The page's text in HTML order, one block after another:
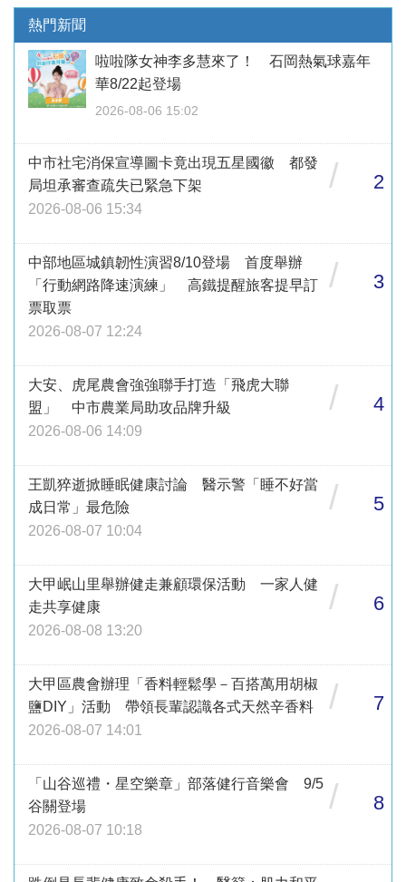
熱門新聞
啦啦隊女神李多慧來了！ 石岡熱氣球嘉年
華8/22起登場
2026-08-06 15:02
中市社宅消保宣導圖卡竟出現五星國徽 都發
局坦承審查疏失已緊急下架
2026-08-06 15:34
/ 2
中部地區城鎮韌性演習8/10登場 首度舉辦
「行動網路降速演練」 高鐵提醒旅客提早訂
票取票
2026-08-07 12:24
/ 3
大安、虎尾農會強強聯手打造「飛虎大聯
盟」 中市農業局助攻品牌升級
2026-08-06 14:09
/ 4
王凱猝逝掀睡眠健康討論 醫示警「睡不好當
成日常」最危險
2026-08-07 10:04
/ 5
大甲岷山里舉辦健走兼顧環保活動 一家人健
走共享健康
2026-08-08 13:20
/ 6
大甲區農會辦理「香料輕鬆學－百搭萬用胡椒
鹽DIY」活動 帶領長輩認識各式天然辛香料
2026-08-07 14:01
/ 7
「山谷巡禮・星空樂章」部落健行音樂會 9/5
谷關登場
2026-08-07 10:18
/ 8